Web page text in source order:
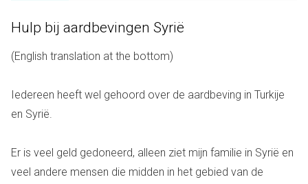
Hulp bij aardbevingen Syrië
(English translation at the bottom)
Iedereen heeft wel gehoord over de aardbeving in Turkije
en Syrië.
Er is veel geld gedoneerd, alleen ziet mijn familie in Syrië en
veel andere mensen die midden in het gebied van de